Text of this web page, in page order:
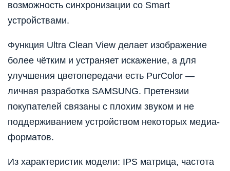
возможность синхронизации со Smart
устройствами.
Функция Ultra Clean View делает изображение
более чётким и устраняет искажение, а для
улучшения цветопередачи есть PurColor —
личная разработка SAMSUNG. Претензии
покупателей связаны с плохим звуком и не
поддерживанием устройством некоторых медиа-
форматов.
Из характеристик модели: IPS матрица, частота